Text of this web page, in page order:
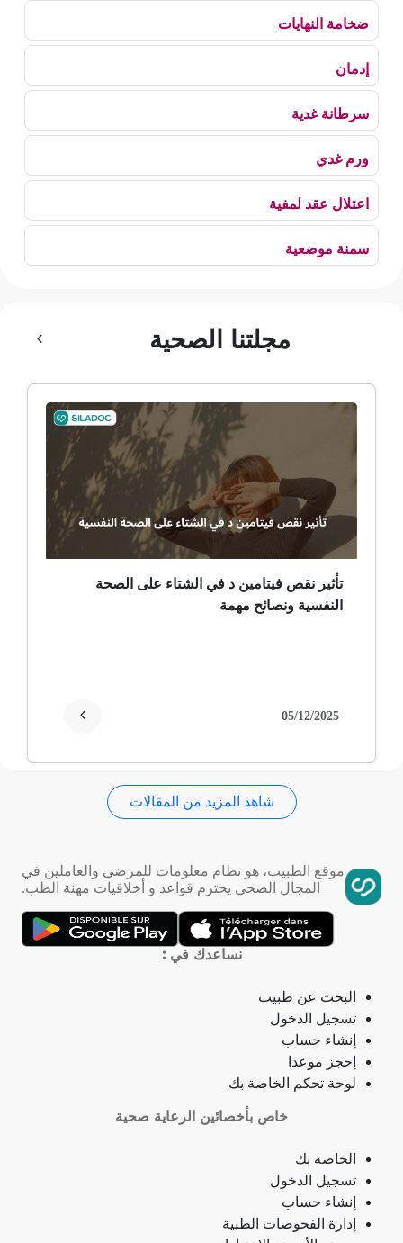
ضخامة النهايات
إدمان
سرطانة غدية
ورم غدي
اعتلال عقد لمفية
سمنة موضعية
ألم وعائي وجهي
ضمور عصبي ألمي
حساسية
ثعلبة
ألزهايمر (مرض)
تمدد الأوعية الدموية
التهاب الحلق
ذبحة صدرية (مصطلح لاتيني)
فقدان الشهية
فقدان حاسة الشم
جمرة (أنثراكس)
لامبالاة
مجلتنا الصحية
تأثير نقص فيتامين د في الشتاء على الصحة
النفسية ونصائح مهمة
05/12/2025
شاهد المزيد من المقالات
موقع الطبيب، هو نظام معلومات للمرضى والعاملين في
المجال الصحي يحترم قواعد و أخلاقيات مهنة الطب.
نساعدك في :
البحث عن طبيب
تسجيل الدخول
إنشاء حساب
إحجز موعدا
لوحة تحكم الخاصة بك
خاص بأخصائين الرعاية صحية
الخاصة بك
تسجيل الدخول
إنشاء حساب
إدارة الفحوصات الطبية